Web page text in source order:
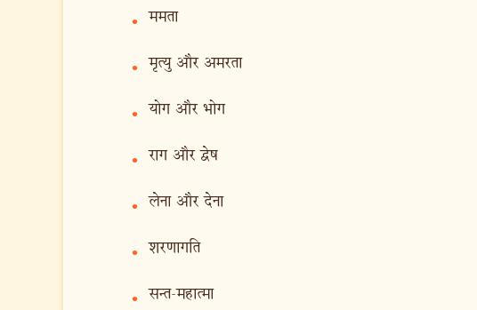
• ममता
• मृत्यु और अमरता
• योग और भोग
• राग और द्वेष
• लेना और देना
• शरणागति
• सन्त-महात्मा